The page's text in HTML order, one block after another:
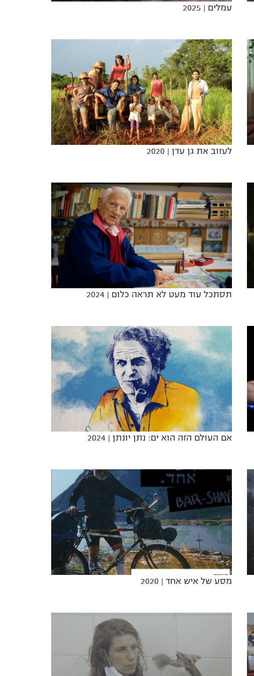
עמלים | 2025
לעזוב את גן עדן | 2020
תסתכל עוד מעט לא תראה כלום | 2024
אם העולם הזה הוא ים: נתן יונתן | 2024
מסע של איש אחד | 2020